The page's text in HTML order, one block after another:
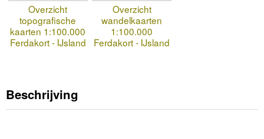
Overzicht
topografische
kaarten 1:100.000
Ferdakort - IJsland
Overzicht
wandelkaarten
1:100.000
Ferdakort - IJsland
Beschrijving